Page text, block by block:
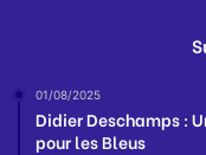
01/08/2025
Didier Deschamps :
pour les Bleus